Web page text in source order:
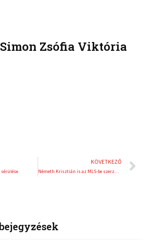
e
Simon Zsófia Viktória
KÖVETKEZŐ
Németh Krisztián is az MLS-be szerződött